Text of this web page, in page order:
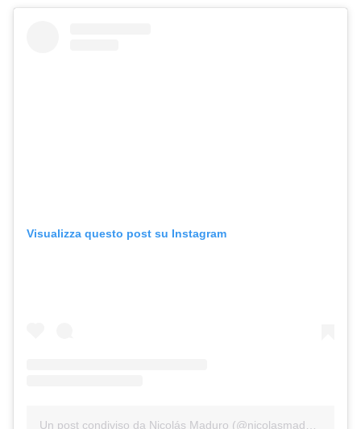
Visualizza questo post su Instagram